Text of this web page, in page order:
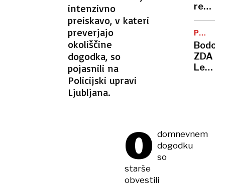
intenzivno
preiskavo, v kateri
preverjajo
okoliščine
dogodka, so
pojasnili na
Policijski upravi
Ljubljana.
O domnevnem
dogodku
so
starše
obvestili
duhove
režim:
Vršiča
odslej
za
PRAVNI
SPOR
Bodo
ZDA
Leonu